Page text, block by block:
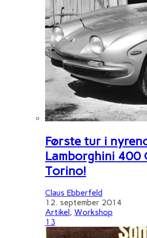
Første tur i
Lamborghini 400
Torino!
Claus Ebberfeld
12. september 2014
Artikel , Workshop
13